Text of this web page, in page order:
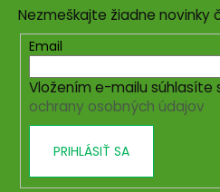
Nezmeškajte žiadne novinky
Email
Vložením e-mailu súhlasíte
ochrany osobných údajov
PRIHLÁSIŤ SA